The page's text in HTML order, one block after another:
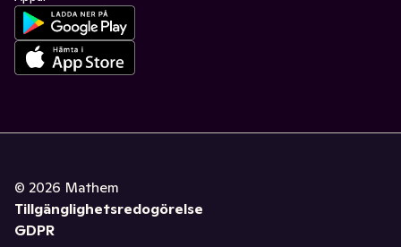
© 2026 Mathem
Tillgänglighetsredogörelse
GDPR